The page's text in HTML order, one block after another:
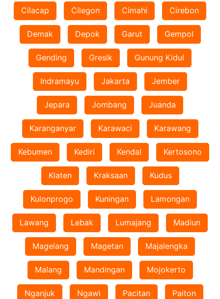
Cilacap Cilegon Cimahi Cirebon
Demak Depok Garut Gempol
Gending Gresik Gunung Kidul
Indramayu Jakarta Jember
Jepara Jombang Juanda
Karanganyar Karawaci Karawang
Kebumen Kediri Kendal Kertosono
Klaten Kraksaan Kudus
Kulonprogo Kuningan Lamongan
Lawang Lebak Lumajang Madiun
Magelang Magetan Majalengka
Malang Mandingan Mojokerto
Nganjuk Ngawi Pacitan Paiton